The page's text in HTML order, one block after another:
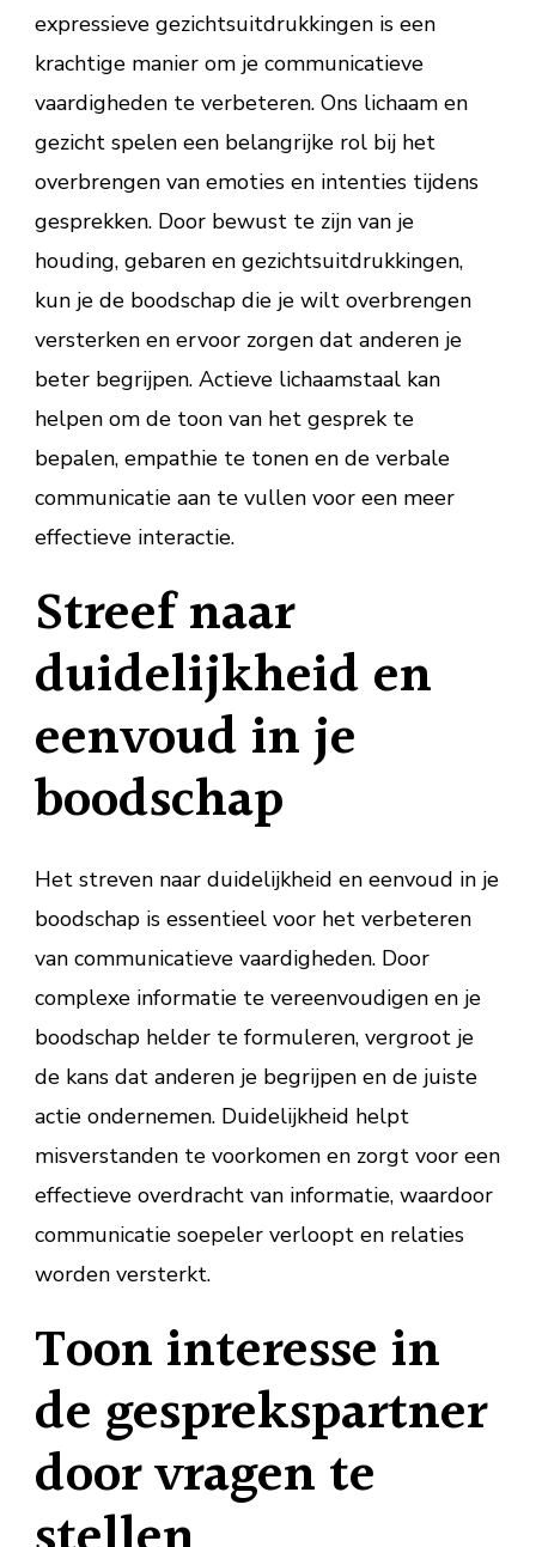
expressieve gezichtsuitdrukkingen is een
krachtige manier om je communicatieve
vaardigheden te verbeteren. Ons lichaam en
gezicht spelen een belangrijke rol bij het
overbrengen van emoties en intenties tijdens
gesprekken. Door bewust te zijn van je
houding, gebaren en gezichtsuitdrukkingen,
kun je de boodschap die je wilt overbrengen
versterken en ervoor zorgen dat anderen je
beter begrijpen. Actieve lichaamstaal kan
helpen om de toon van het gesprek te
bepalen, empathie te tonen en de verbale
communicatie aan te vullen voor een meer
effectieve interactie.
Streef naar
duidelijkheid en
eenvoud in je
boodschap
Het streven naar duidelijkheid en eenvoud in je
boodschap is essentieel voor het verbeteren
van communicatieve vaardigheden. Door
complexe informatie te vereenvoudigen en je
boodschap helder te formuleren, vergroot je
de kans dat anderen je begrijpen en de juiste
actie ondernemen. Duidelijkheid helpt
misverstanden te voorkomen en zorgt voor een
effectieve overdracht van informatie, waardoor
communicatie soepeler verloopt en relaties
worden versterkt.
Toon interesse in
de gesprekspartner
door vragen te